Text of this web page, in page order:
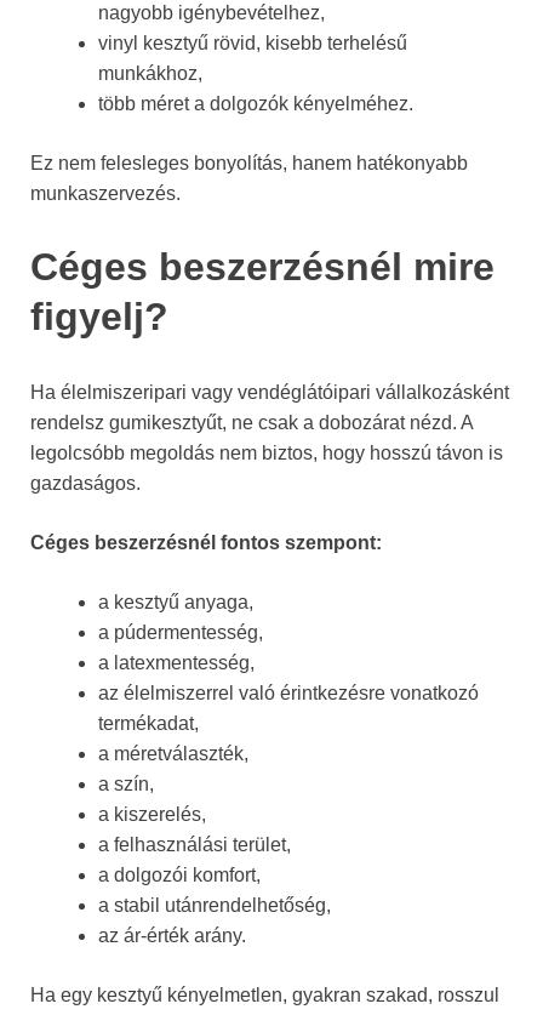
nagyobb igénybevételhez,
vinyl kesztyű rövid, kisebb terhelésű
munkákhoz,
több méret a dolgozók kényelméhez.
Ez nem felesleges bonyolítás, hanem hatékonyabb
munkaszervezés.
Céges beszerzésnél mire
figyelj?
Ha élelmiszeripari vagy vendéglátóipari vállalkozásként
rendelsz gumikesztyűt, ne csak a dobozárat nézd. A
legolcsóbb megoldás nem biztos, hogy hosszú távon is
gazdaságos.
Céges beszerzésnél fontos szempont:
a kesztyű anyaga,
a púdermentesség,
a latexmentesség,
az élelmiszerrel való érintkezésre vonatkozó
termékadat,
a méretválaszték,
a szín,
a kiszerelés,
a felhasználási terület,
a dolgozói komfort,
a stabil utánrendelhetőség,
az ár-érték arány.
Ha egy kesztyű kényelmetlen, gyakran szakad, rosszul